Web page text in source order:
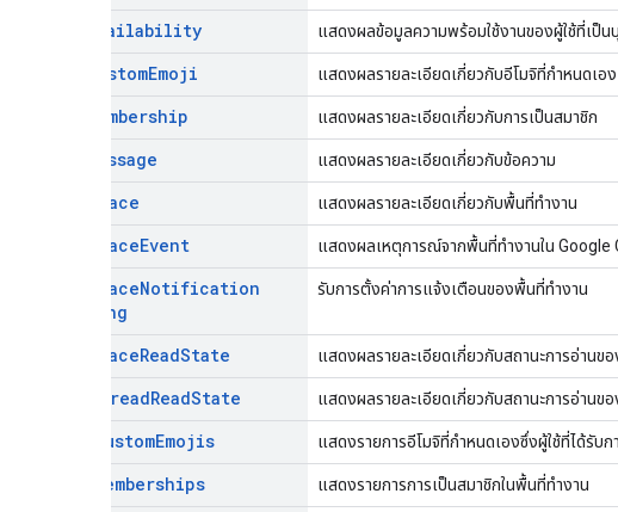
Availability แสดงผลข้อมูลความพร้อมใช้งานของผู้ใช้ที่เป็น
CustomEmoji แสดงผลรายละเอียดเกี่ยวกับอีโมจิที่กำหนดเอง
Membership แสดงผลรายละเอียดเกี่ยวกับการเป็นสมาชิก
Message แสดงผลรายละเอียดเกี่ยวกับข้อความ
Space แสดงผลรายละเอียดเกี่ยวกับพื้นที่ทำงาน
SpaceEvent แสดงผลเหตุการณ์จากพื้นที่ทำงานใน Google
SpaceNotification
Setting
รับการตั้งค่าการแจ้งเตือนของพื้นที่ทำงาน
SpaceReadState แสดงผลรายละเอียดเกี่ยวกับสถานะการอ่านข
ThreadReadState แสดงผลรายละเอียดเกี่ยวกับสถานะการอ่านข
CustomEmojis แสดงรายการอีโมจิที่กำหนดเองซึ่งผู้ใช้ที่ได้รับ
Memberships แสดงรายการการเป็นสมาชิกในพื้นที่ทำงาน